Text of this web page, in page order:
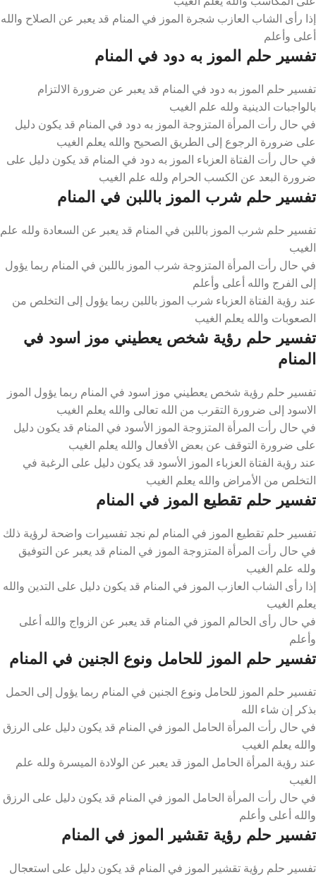
إذا رأى الشاب العازب شجرة الموز في المنام قد يعبر عن الصلاح والله
أعلى وأعلم
تفسير حلم الموز به دود في المنام
تفسير حلم الموز به دود في المنام قد يعبر عن ضرورة الالتزام
بالواجبات الدينية ولله علم الغيب
في حال رأت المرأة المتزوجة الموز به دود في المنام قد يكون دليل
على ضرورة الرجوع إلى الطريق الصحيح والله يعلم الغيب
في حال رأت الفتاة العزباء الموز به دود في المنام قد يكون دليل على
ضرورة البعد عن الكسب الحرام ولله علم الغيب
تفسير حلم شرب الموز باللبن في المنام
تفسير حلم شرب الموز باللبن في المنام قد يعبر عن السعادة ولله علم
الغيب
في حال رأت المرأة المتزوجة شرب الموز باللبن في المنام ربما يؤول
إلى الفرج والله أعلى وأعلم
عند رؤية الفتاة العزباء شرب الموز باللبن ربما يؤول إلى التخلص من
الصعوبات والله يعلم الغيب
تفسير حلم رؤية شخص يعطيني موز اسود في
المنام
تفسير حلم رؤية شخص يعطيني موز اسود في المنام ربما يؤول الموز
الاسود إلى ضرورة التقرب من الله تعالى والله يعلم الغيب
في حال رأت المرأة المتزوجة الموز الأسود في المنام قد يكون دليل
على ضرورة التوقف عن بعض الأفعال والله يعلم الغيب
عند رؤية الفتاة العزباء الموز الأسود قد يكون دليل على الرغبة في
التخلص من الأمراض والله يعلم الغيب
تفسير حلم تقطيع الموز في المنام
تفسير حلم تقطيع الموز في المنام لم نجد تفسيرات واضحة لرؤية ذلك
في حال رأت المرأة المتزوجة الموز في المنام قد يعبر عن التوفيق
ولله علم الغيب
إذا رأى الشاب العازب الموز في المنام قد يكون دليل على التدين والله
يعلم الغيب
في حال رأى الحالم الموز في المنام قد يعبر عن الزواج والله أعلى
وأعلم
تفسير حلم الموز للحامل ونوع الجنين في المنام
تفسير حلم الموز للحامل ونوع الجنين في المنام ربما يؤول إلى الحمل
بذكر إن شاء الله
في حال رأت المرأة الحامل الموز في المنام قد يكون دليل على الرزق
والله يعلم الغيب
عند رؤية المرأة الحامل الموز قد يعبر عن الولادة الميسرة ولله علم
الغيب
في حال رأت المرأة الحامل الموز في المنام قد يكون دليل على الرزق
والله أعلى وأعلم
تفسير حلم رؤية تقشير الموز في المنام
تفسير حلم رؤية تقشير الموز في المنام قد يكون دليل على استعجال